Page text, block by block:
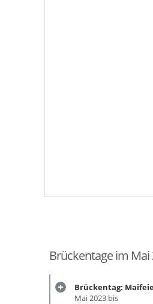
Brückentage im Mai
Brückentag:
Mai 2023 bis